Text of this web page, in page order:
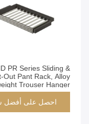
PR Series Sliding &
Out Pant Rack, Alloy
Trouser Hanger
for Wardrobe Pull-Out
OEM/ODM Available
(تتوافر أدوات التجزئة
احصل على أفضل